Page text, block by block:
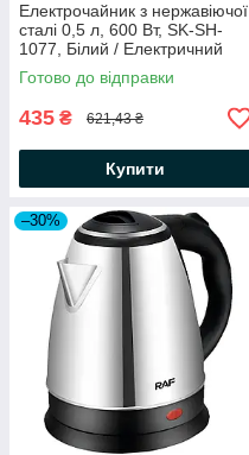
Електрочайник з нержавіючої
сталі 0,5 л, 600 Вт, SK-SH-
1077, Білий / Електричний
чайник для дому /
Компактний дисковий чайник
Готово до відправки
435 ₴ 621,43 ₴
Купити
–30%